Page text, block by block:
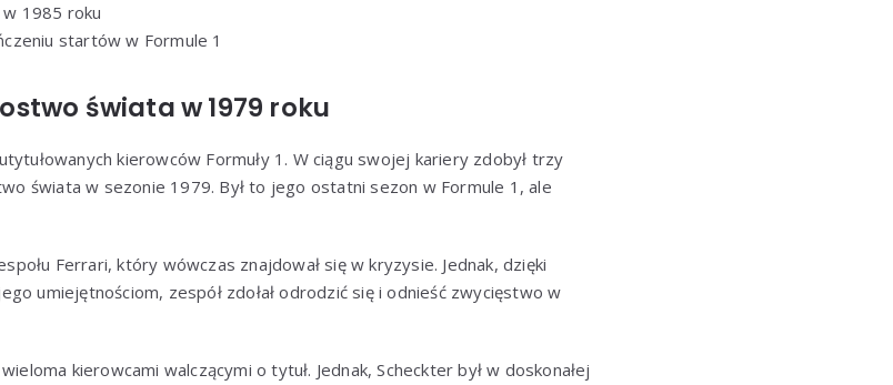
1985 roku
startów w Formule 1
świata w 1979 roku
kierowców Formuły 1. W ciągu swojej kariery zdobył trzy
świata w sezonie 1979. Był to jego ostatni sezon w Formule 1, ale
Ferrari, który wówczas znajdował się w kryzysie. Jednak, dzięki
umiejętnościom, zespół zdołał odrodzić się i odnieść zwycięstwo w
kierowcami walczącymi o tytuł. Jednak, Scheckter był w doskonałej